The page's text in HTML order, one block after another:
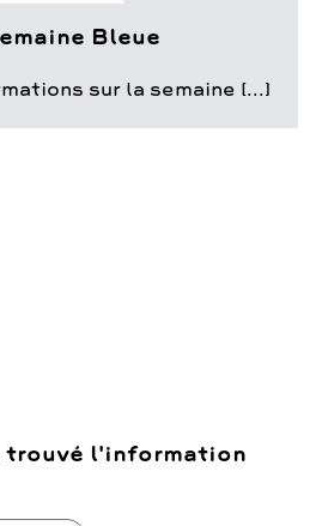
Bleue
sur la semaine [...]
trouvé l'information